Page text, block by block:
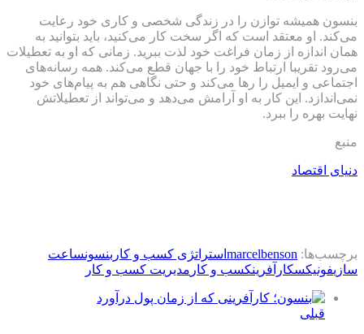
بنسون همیشه توازن را در زندگی شخصی و کاری خود رعایت
می‌کند. او معتقد است که اگر سخت کار می‌کنید، باید بتوانید به
همان اندازه از زمان فراغت خود لذت ببرید. زمانی که او به تعطیلات
می‌رود تقریبا ارتباط خود را با جهان قطع می‌کند. همه رسانه‌های
اجتماعی و ایمیل را رها می‌کند و حتی نگاهی هم به پیام‌های خود
نمی‌اندازد. این کار به او آرامش می‌دهد و می‌تواند از تعطیلاتش
نهایت بهره را ببرد.
منبع
دنیای اقتصاد
برچسب‌ها: marcelbenson استراتژی کسب و کار بنسونساعت
سازیفونیکسکارآفرینکسب و کار مدیریت کسب و کار
قبلی